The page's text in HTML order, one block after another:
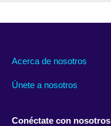
Acerca de nosotros
Únete a nosotros
Conéctate con nosotros